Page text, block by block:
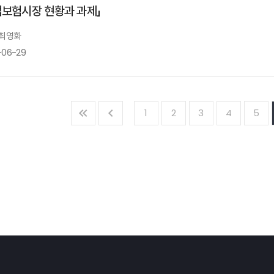
장철 한양대학교 교수
발표자 : 김도년
Ⅲ.「지속가능성 투자의 지속가능성: 현황 및 개선방향」
발표자 : 이상호 자본시
축사
보험시장 현황과 과제」
영화
29
1 2 3 4 5